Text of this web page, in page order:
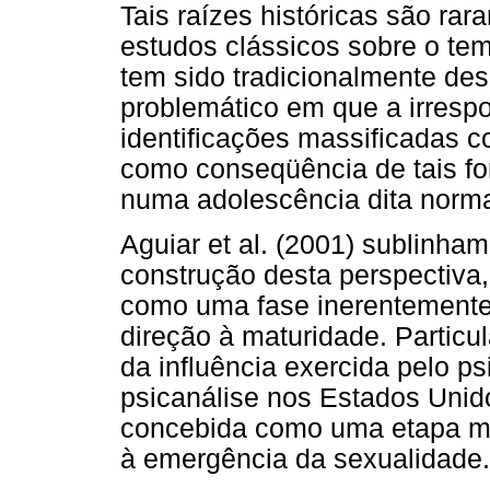
Tais raízes históricas são
estudos clássicos sobre o
tem sido tradicionalmente
problemático em que a
identificações massificadas
como conseqüência de tais
numa adolescência dita
Aguiar et al. (2001)
construção desta
como uma fase
direção à maturidade.
da influência exercida pelo
psicanálise nos Estados
concebida como uma etapa
à emergência da sexualidade.